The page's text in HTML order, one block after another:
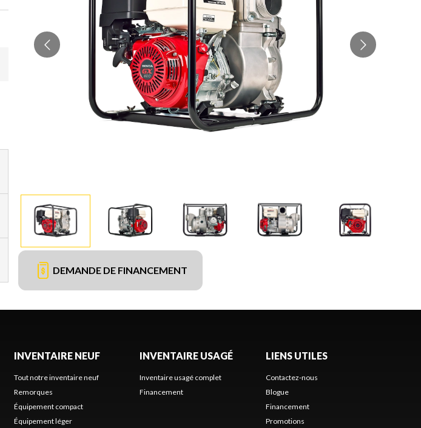
DEMANDE DE FINANCEMENT
INVENTAIRE NEUF
Tout notre inventaire neuf
Remorques
Équipement compact
Équipement léger
INVENTAIRE USAGÉ
Inventaire usagé complet
Financement
LIENS UTILES
Contactez-nous
Blogue
Financement
Promotions